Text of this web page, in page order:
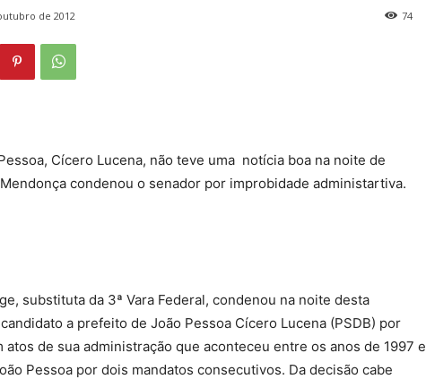
de 2012 74
Cícero Lucena, não teve uma notícia boa na noite de
condenou o senador por improbidade administartiva.
substituta da 3ª Vara Federal, condenou na noite desta
a prefeito de João Pessoa Cícero Lucena (PSDB) por
de sua administração que aconteceu entre os anos de 1997 e
Pessoa por dois mandatos consecutivos. Da decisão cabe